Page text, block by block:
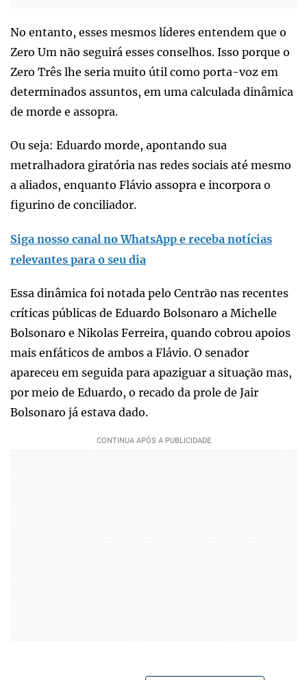
No entanto, esses mesmos líderes entendem que o
Zero Um não seguirá esses conselhos. Isso porque o
Zero Três lhe seria muito útil como porta-voz em
determinados assuntos, em uma calculada dinâmica
de morde e assopra.
Ou seja: Eduardo morde, apontando sua
metralhadora giratória nas redes sociais até mesmo
a aliados, enquanto Flávio assopra e incorpora o
figurino de conciliador.
Siga nosso canal no WhatsApp e receba notícias
relevantes para o seu dia
Essa dinâmica foi notada pelo Centrão nas recentes
críticas públicas de Eduardo Bolsonaro a Michelle
Bolsonaro e Nikolas Ferreira, quando cobrou apoios
mais enfáticos de ambos a Flávio. O senador
apareceu em seguida para apaziguar a situação mas,
por meio de Eduardo, o recado da prole de Jair
Bolsonaro já estava dado.